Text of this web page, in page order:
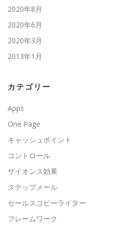
2020年8月
2020年6月
2020年3月
2013年1月
カテゴリー
Apps
One Page
キャッシュポイント
コントロール
ザイオンス効果
ステップメール
セールスコピーライター
フレームワーク